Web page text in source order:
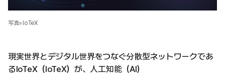
写真=IoTeX
現実世界とデジタル世界をつなぐ分散型ネットワークであ
るIoTeX（IoTeX）が、人工知能（AI）